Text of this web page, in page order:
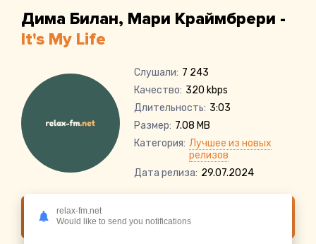
Дима Билан, Мари Краймбрери -
It's My Life
Слушали: 7 243
Качество: 320 kbps
Длительность: 3:03
Размер: 7.08 MB
Категория: Лучшее из новых
релизов
Дата релиза: 29.07.2024
Слушать онлайн Дима Билан, Мари
Краймбрери - It's My Life
relax-fm.net
Would like to send you notifications